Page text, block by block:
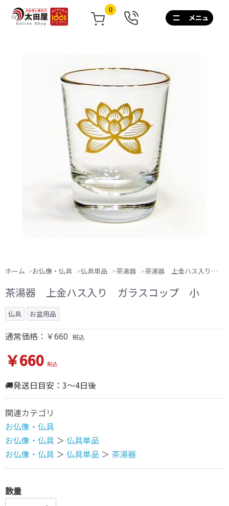
0
0120-
267-
無
料
10:00~17:00/
土
日
祝
も
営
業
ホーム お仏像・仏具 仏具単品 茶湯器 茶湯器 上金ハス入り ガラスコップ 小
茶湯器 上金ハス入り ガラスコップ 小
仏具 お盆用品
通常価格：￥660 税込
￥660 税込
🚚発送日目安：3～4日後
関連カテゴリ
お仏像・仏具
お仏像・仏具 ＞ 仏具単品
お仏像・仏具 ＞ 仏具単品 ＞ 茶湯器
数量